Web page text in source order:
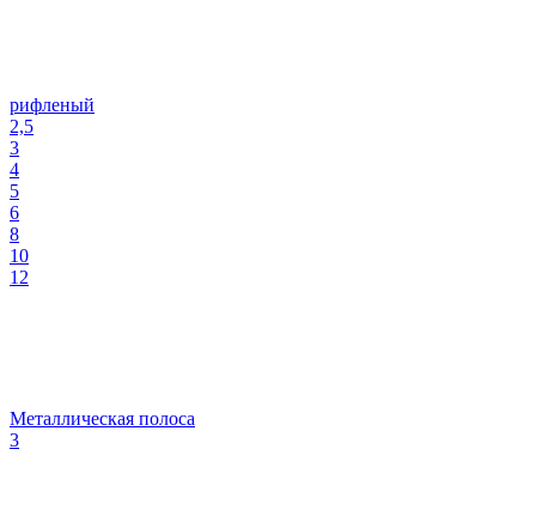
рифленый
2,5
3
4
5
6
8
10
12
Металлическая полоса
3